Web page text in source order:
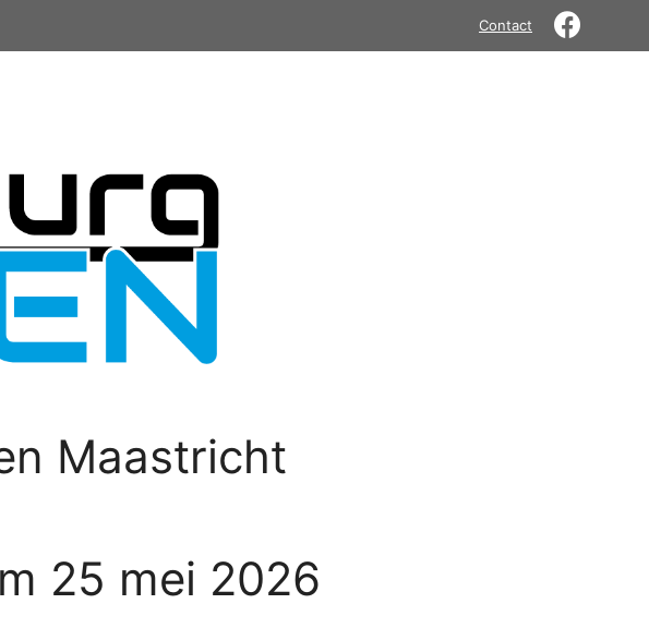
Contact
Maastricht
25 mei 2026